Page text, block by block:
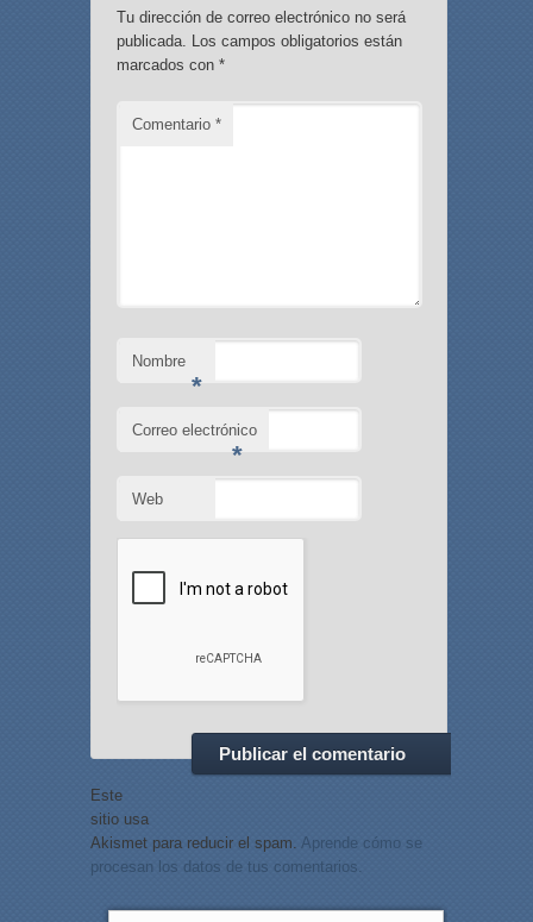
Tu dirección de correo electrónico no será
publicada. Los campos obligatorios están
marcados con *
Comentario *
Nombre
*
Correo electrónico
*
Web
Este
sitio usa
Akismet para reducir el spam. Aprende cómo se
procesan los datos de tus comentarios.